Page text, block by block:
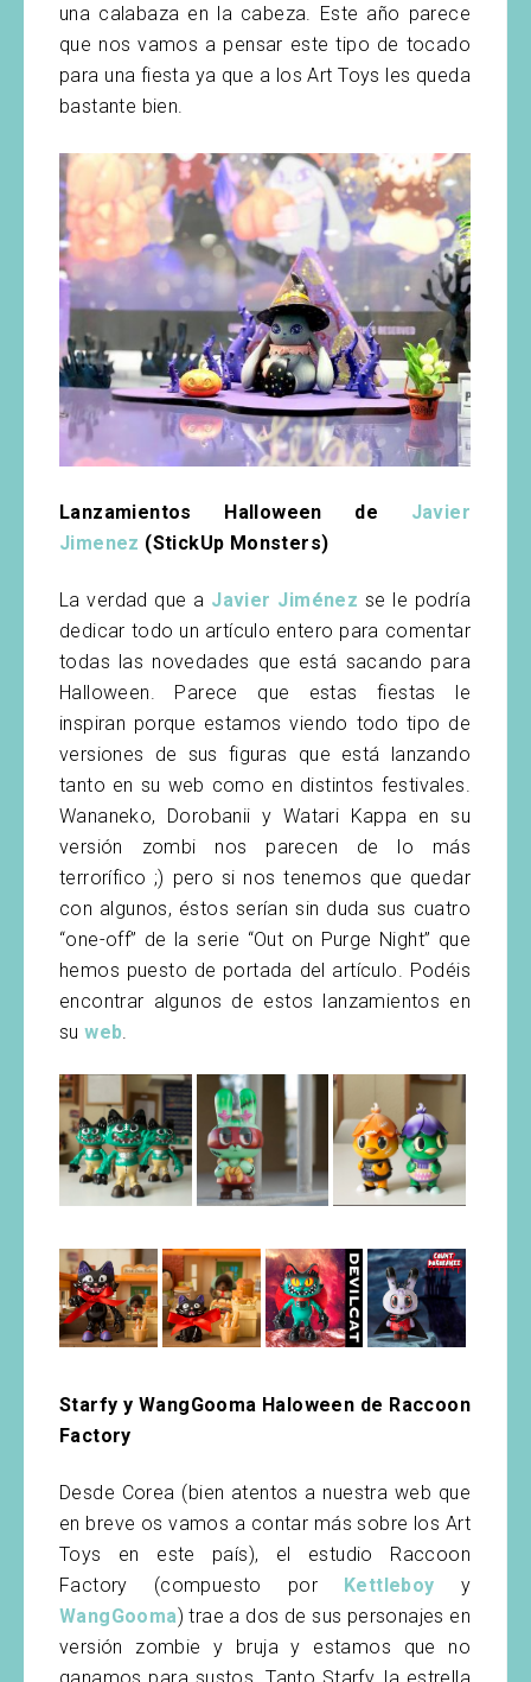
una calabaza en la cabeza. Este año parece
que nos vamos a pensar este tipo de tocado
para una fiesta ya que a los Art Toys les queda
bastante bien.
Lanzamientos Halloween de Javier
Jimenez (StickUp Monsters)
La verdad que a Javier Jiménez se le podría
dedicar todo un artículo entero para comentar
todas las novedades que está sacando para
Halloween. Parece que estas fiestas le
inspiran porque estamos viendo todo tipo de
versiones de sus figuras que está lanzando
tanto en su web como en distintos festivales.
Wananeko, Dorobanii y Watari Kappa en su
versión zombi nos parecen de lo más
terrorífico ;) pero si nos tenemos que quedar
con algunos, éstos serían sin duda sus cuatro
“one-off” de la serie “Out on Purge Night” que
hemos puesto de portada del artículo. Podéis
encontrar algunos de estos lanzamientos en
suweb.
Starfy y WangGooma Haloween de Raccoon
Factory
Desde Corea (bien atentos a nuestra web que
en breve os vamos a contar más sobre los Art
Toys en este país), el estudio Raccoon
Factory (compuesto por
Kettleboy y
WangGooma) trae a dos de sus personajes en
versión zombie y bruja y estamos que no